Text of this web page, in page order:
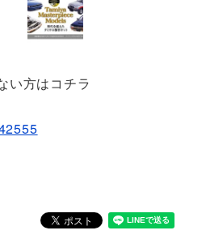
い方はコチラ